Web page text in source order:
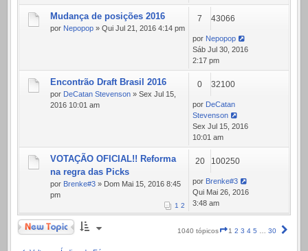
Mudança de posições 2016
por Nepopop » Qui Jul 21, 2016 4:14 pm
7 43066
por Nepopop
Sáb Jul 30, 2016
2:17 pm
Encontrão Draft Brasil 2016
por DeCatan Stevenson » Sex Jul 15,
2016 10:01 am
0 32100
por DeCatan
Stevenson
Sex Jul 15, 2016
10:01 am
VOTAÇÃO OFICIAL!! Reforma
na regra das Picks
por Brenke#3 » Dom Mai 15, 2016 8:45
pm
1 2
20 100250
por Brenke#3
Qui Mai 26, 2016
3:48 am
Novo Tópico
1040 tópicos
Página
1 2 3 4 5 … 30